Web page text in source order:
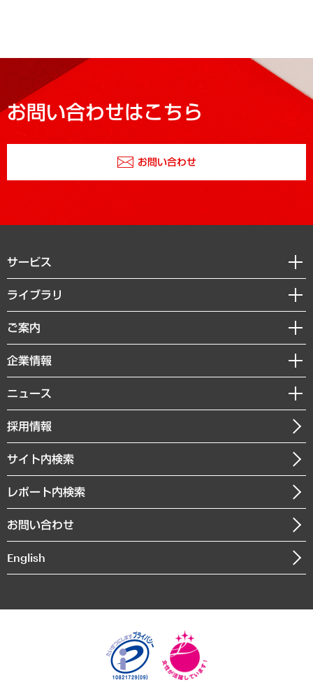
お問い合わせはこちら
お問い合わせ
サービス
経営戦略
組織・人事戦略
デジタルイノベーション
共生・ダイバーシティ
GRC（ガバナンス・リスク・コンプライアンス）・防災（政策）
経済・産業・雇用・労働
まちづくり・観光・交通・スポーツ・スマートシティ
自然資源・農林水産業・食料システム
ライブラリ
経済調査
レポート
コラム
経営用語集
受託・受注実績（官公庁関連）
メディア掲載・出演
ご案内
セミナー・イベント情報
MUFGビジネスセミナー
受託案件情報
企業情報
私たちの想い
社長メッセージ
会社概要
沿革
組織図・本部部室紹介
インドネシア現地法人
個人情報保護方針
ニュース
ニュースリリース
お知らせ
採用情報
サイト内検索
レポート内検索
お問い合わせ
English